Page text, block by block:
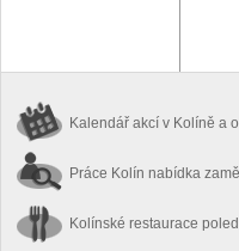
Kalendář akcí v Kolíně a
Práce Kolín nabídka
Kolínské restaurace